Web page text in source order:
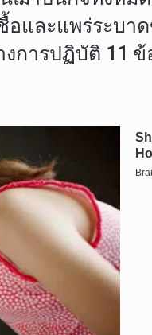
อและแพร่ระบ
การปฏิบัติ 11